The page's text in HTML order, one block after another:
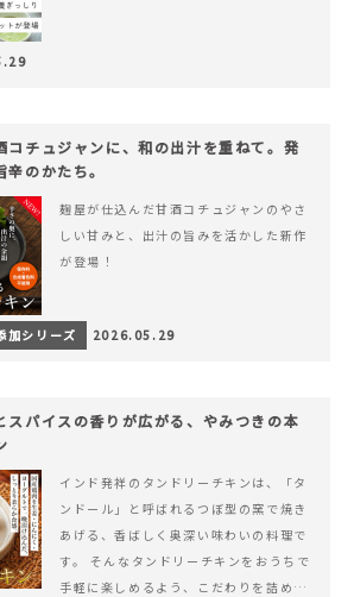
コチュジャンに、和の出汁を重ねて。発
のかたち。
麹屋が仕込んだ甘酒コチュジャンのやさ
しい甘みと、出汁の旨みを活かした新作
が登場！
加シリーズ 2026.05.29
スパイスの香りが広がる、やみつきの本
インド発祥のタンドリーチキンは、「タ
ンドール」と呼ばれるつぼ型の窯で焼き
あげる、香ばしく奥深い味わいの料理で
す。 そんなタンドリーチキンをおうちで
手軽に楽しめるよう、こだわりを詰め込